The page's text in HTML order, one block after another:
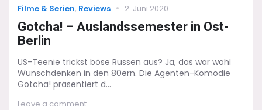
Categories
Filme & Serien, Reviews
Posted
2. Juni 2020
Gotcha! – Auslandssemester in Ost-
Berlin
US-Teenie trickst böse Russen aus? Ja, das war wohl
Wunschdenken in den 80ern. Die Agenten-Komödie
Gotcha! präsentiert d...
Leave a commenton